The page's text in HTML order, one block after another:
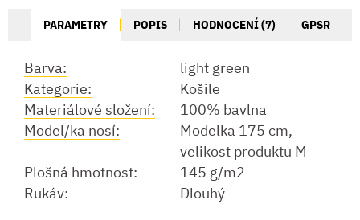
PARAMETRY POPIS HODNOCENÍ (7) GPSR
Barva:
light green
Kategorie:
Košile
Materiálové složení:
100% bavlna
Model/ka nosí:
Modelka 175 cm,
velikost produktu M
Plošná hmotnost:
145 g/m2
Rukáv:
Dlouhý